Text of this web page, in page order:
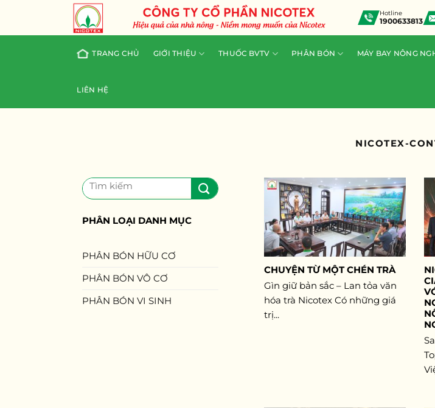
content
Hotline
1900633813
TRANG CHỦ GIỚI THIỆU THUỐC BVTV PHÂN BÓN MÁY BAY NÔNG
LIÊN HỆ
NICOTEX-
Tìm
kiếm:
PHÂN LOẠI DANH MỤC
PHÂN BÓN HỮU CƠ
PHÂN BÓN VÔ CƠ
PHÂN BÓN VI SINH
CHUYỆN TỪ MỘT CHÉN TRÀ
Gìn giữ bản sắc – Lan tỏa văn
hóa trà Nicotex Có những giá
trị...